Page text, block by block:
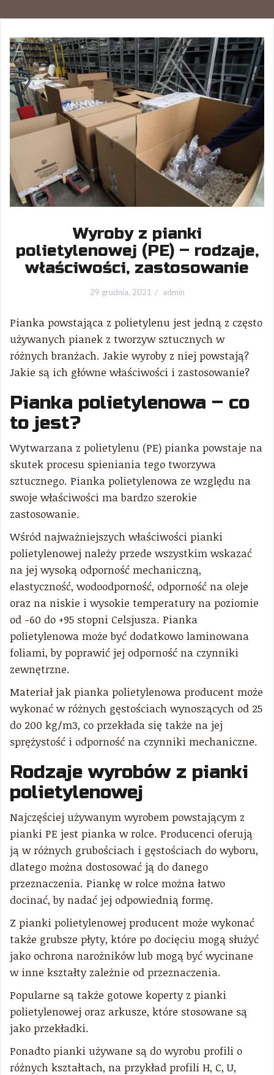
Wyroby z pianki
polietylenowej (PE) – rodzaje,
właściwości, zastosowanie
29 grudnia, 2021 admin
Pianka powstająca z polietylenu jest jedną z często
używanych pianek z tworzyw sztucznych w
różnych branżach. Jakie wyroby z niej powstają?
Jakie są ich główne właściwości i zastosowanie?
Pianka polietylenowa – co
to jest?
Wytwarzana z polietylenu (PE) pianka powstaje na
skutek procesu spieniania tego tworzywa
sztucznego. Pianka polietylenowa ze względu na
swoje właściwości ma bardzo szerokie
zastosowanie.
Wśród najważniejszych właściwości pianki
polietylenowej należy przede wszystkim wskazać
na jej wysoką odporność mechaniczną,
elastyczność, wodoodporność, odporność na oleje
oraz na niskie i wysokie temperatury na poziomie
od -60 do +95 stopni Celsjusza. Pianka
polietylenowa może być dodatkowo laminowana
foliami, by poprawić jej odporność na czynniki
zewnętrzne.
Materiał jak pianka polietylenowa producent może
wykonać w różnych gęstościach wynoszących od 25
do 200 kg/m3, co przekłada się także na jej
sprężystość i odporność na czynniki mechaniczne.
Rodzaje wyrobów z pianki
polietylenowej
Najczęściej używanym wyrobem powstającym z
pianki PE jest pianka w rolce. Producenci oferują
ją w różnych grubościach i gęstościach do wyboru,
dlatego można dostosować ją do danego
przeznaczenia. Piankę w rolce można łatwo
docinać, by nadać jej odpowiednią formę.
Z pianki polietylenowej producent może wykonać
także grubsze płyty, które po docięciu mogą służyć
jako ochrona narożników lub mogą być wycinane
w inne kształty zależnie od przeznaczenia.
Popularne są także gotowe koperty z pianki
polietylenowej oraz arkusze, które stosowane są
jako przekładki.
Ponadto pianki używane są do wyrobu profili o
różnych kształtach, na przykład profili H, C, U,